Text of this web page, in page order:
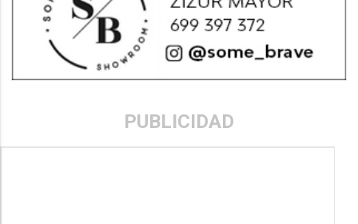
PUBLICIDAD